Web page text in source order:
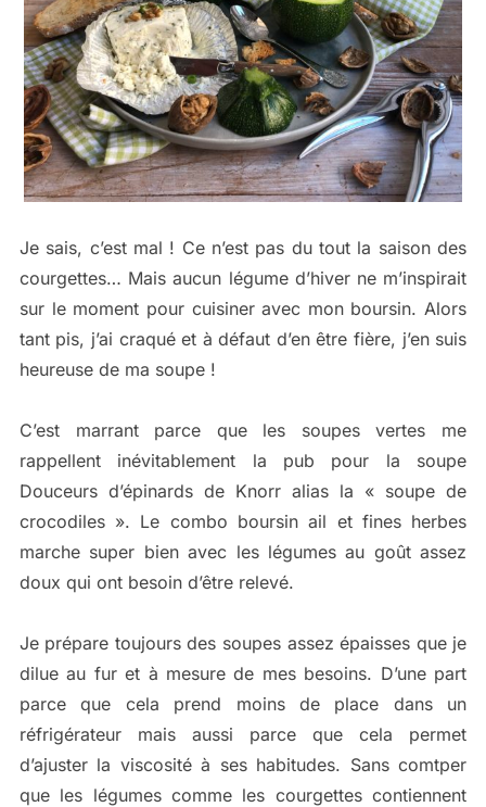
Je sais, c’est mal ! Ce n’est pas du tout la saison des
courgettes… Mais aucun légume d’hiver ne m’inspirait
sur le moment pour cuisiner avec mon boursin. Alors
tant pis, j’ai craqué et à défaut d’en être fière, j’en suis
heureuse de ma soupe !
C’est marrant parce que les soupes vertes me
rappellent inévitablement la pub pour la soupe
Douceurs d’épinards de Knorr alias la « soupe de
crocodiles ». Le combo boursin ail et fines herbes
marche super bien avec les légumes au goût assez
doux qui ont besoin d’être relevé.
Je prépare toujours des soupes assez épaisses que je
dilue au fur et à mesure de mes besoins. D’une part
parce que cela prend moins de place dans un
réfrigérateur mais aussi parce que cela permet
d’ajuster la viscosité à ses habitudes. Sans comtper
que les légumes comme les courgettes contiennent